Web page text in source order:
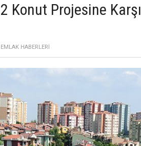
Konut Projesine
EMLAK HABERLERI